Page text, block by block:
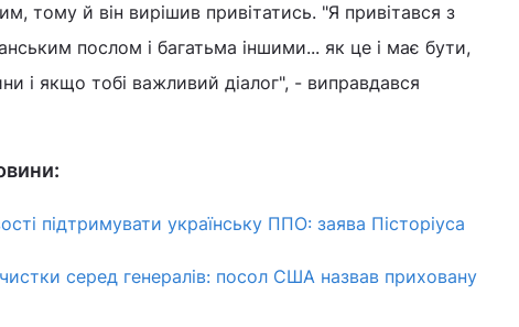
тому й він вирішив привітатись. "Я привітався з
послом і багатьма іншими... як це і має бути,
і якщо тобі важливий діалог", - виправдався
підтримувати українську ППО: заява Пісторіуса
чистки серед генералів: посол США назвав приховану